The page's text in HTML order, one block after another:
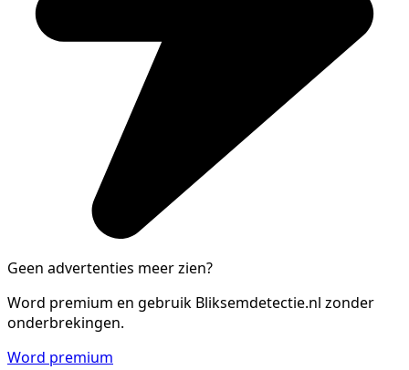
Geen advertenties meer zien?
Word premium en gebruik Bliksemdetectie.nl zonder
onderbrekingen.
Word premium